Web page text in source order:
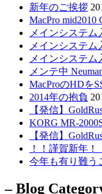
新年のご挨拶
MacPro mid2010
メインシステ
メインシステ
メインシステ
メンテ中
MacProのHDを
2014年の抱負
【発信】
KORG MR-
【発信】
！！謹賀新年！
今年も有り難う
– Blog